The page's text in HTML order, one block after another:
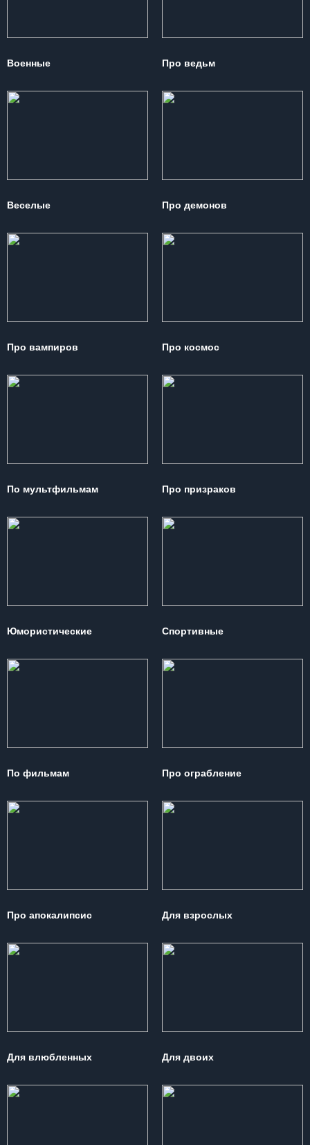
Военные Про ведьм
Веселые Про демонов
Про вампиров Про космос
По мультфильмам Про призраков
Юмористические Спортивные
По фильмам Про ограбление
Про апокалипсис Для взрослых
Для влюбленных Для двоих